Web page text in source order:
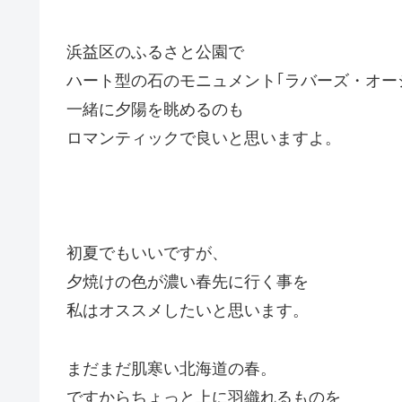
浜益区のふるさと公園で
ハート型の石のモニュメント｢ラバーズ・オー
一緒に夕陽を眺めるのも
ロマンティックで良いと思いますよ。
初夏でもいいですが、
夕焼けの色が濃い春先に行く事を
私はオススメしたいと思います。
まだまだ肌寒い北海道の春。
ですからちょっと上に羽織れるものを